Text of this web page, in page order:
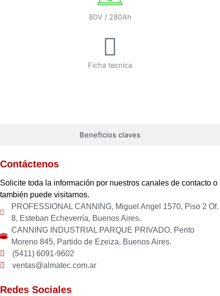
80V / 280Ah
Ficha tecnica
Beneficios claves
Contáctenos
Solicite toda la información por nuestros canales de contacto o
también puede visitarnos.
PROFESSIONAL CANNING, Miguel Angel 1570, Piso 2 Of.
8, Esteban Echeverría, Buenos Aires.
CANNING INDUSTRIAL PARQUE PRIVADO, Perito
Moreno 845, Partido de Ezeiza, Buenos Aires.
(5411) 6091-9602
ventas@almatec.com.ar
Redes Sociales